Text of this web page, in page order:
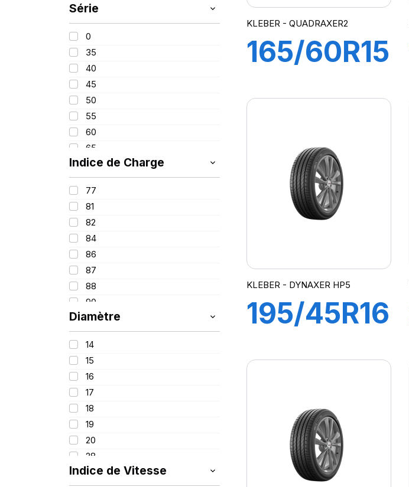
SPEEDWAYS
245
255
260
280
380
420
Série
0
35
40
45
50
55
60
65
70
75
85
100
Indice de Charge
77
81
82
84
86
87
88
90
91
92
93
94
95
96
97
98
99
100
Diamètre
14
15
16
17
18
19
20
28
Indice de Vitesse
KLEBER - QUADRAXER2
165/60R15
KLEBER - DYNAXER HP5
195/45R16
HP5